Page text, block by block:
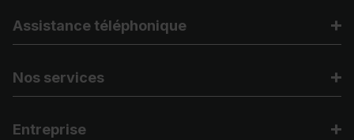
Assistance téléphonique
Nos services
Entreprise